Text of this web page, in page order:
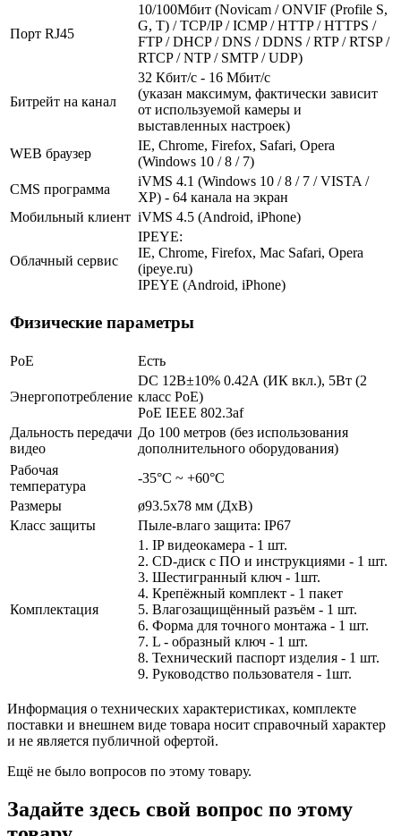
Порт RJ45
10/100Мбит (Novicam / ONVIF (Profile S,
G, T) / TCP/IP / ICMP / HTTP / HTTPS /
FTP / DHCP / DNS / DDNS / RTP / RTSP /
RTCP / NTP / SMTP / UDP)
Битрейт на канал
32 Кбит/с - 16 Мбит/с
(указан максимум, фактически зависит
от используемой камеры и
выставленных настроек)
WEB браузер
IE, Chrome, Firefox, Safari, Opera
(Windows 10 / 8 / 7)
CMS программа
iVMS 4.1 (Windows 10 / 8 / 7 / VISTA /
XP) - 64 канала на экран
Мобильный клиент iVMS 4.5 (Android, iPhone)
Облачный сервис
IPEYE:
IE, Chrome, Firefox, Mac Safari, Opera
(ipeye.ru)
IPEYE (Android, iPhone)
Физические параметры
PoE Есть
Энергопотребление
DC 12В±10% 0.42А (ИК вкл.), 5Вт (2
класс PoE)
PoE IEEE 802.3af
Дальность передачи
видео
До 100 метров (без использования
дополнительного оборудования)
Рабочая
температура
-35°С ~ +60°С
Размеры
ø93.5x78 мм (ДхВ)
Класс защиты
Пыле-влаго защита: IP67
Комплектация
1. IP видеокамера - 1 шт.
2. СD-диск с ПО и инструкциями - 1 шт.
3. Шестигранный ключ - 1шт.
4. Крепёжный комплект - 1 пакет
5. Влагозащищённый разъём - 1 шт.
6. Форма для точного монтажа - 1 шт.
7. L - образный ключ - 1 шт.
8. Технический паспорт изделия - 1 шт.
9. Руководство пользователя - 1шт.
Информация о технических характеристиках, комплекте
поставки и внешнем виде товара носит справочный характер
и не является публичной офертой.
Ещё не было вопросов по этому товару.
Задайте здесь свой вопрос по этому